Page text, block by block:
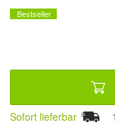
Bestseller
Sofort lieferbar